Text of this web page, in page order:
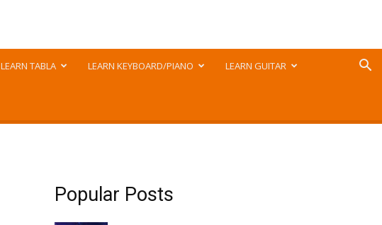
LEARN TABLA LEARN KEYBOARD/PIANO LEARN GUITAR
Popular Posts